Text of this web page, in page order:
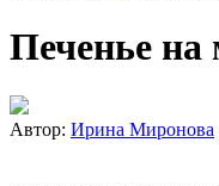
Печенье на
Автор: Ирина Миронова